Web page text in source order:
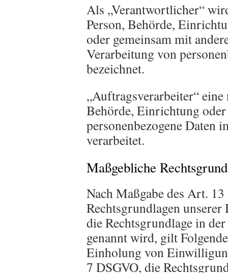
Als „Verantwortlicher“
Person, Behörde,
oder gemeinsam mit
Verarbeitung von
bezeichnet.
„Auftragsverarbeiter“
Behörde, Einrichtung oder
personenbezogene Daten
verarbeitet.
Maßgebliche
Nach Maßgabe des Art.
Rechtsgrundlagen
die Rechtsgrundlage in
genannt wird, gilt
Einholung von
7 DSGVO, die